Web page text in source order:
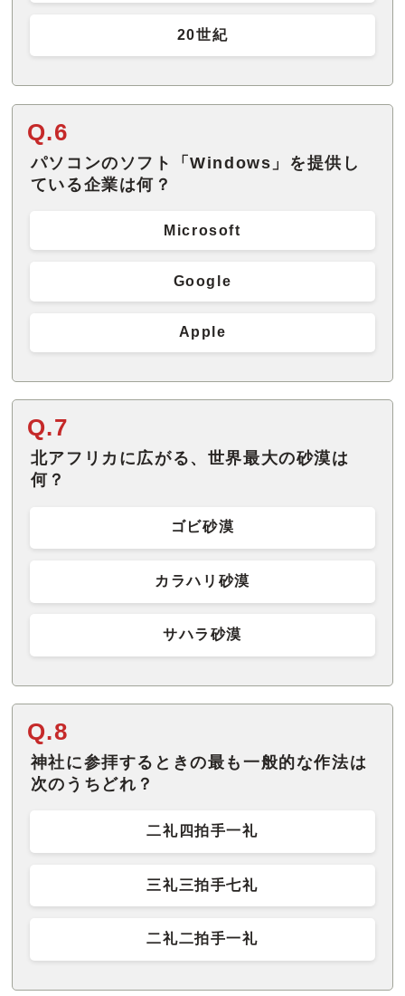
20世紀
Q.6
パソコンのソフト「Windows」を提供し
ている企業は何？
Microsoft
Google
Apple
Q.7
北アフリカに広がる、世界最大の砂漠は
何？
ゴビ砂漠
カラハリ砂漠
サハラ砂漠
Q.8
神社に参拝するときの最も一般的な作法は
次のうちどれ？
二礼四拍手一礼
三礼三拍手七礼
二礼二拍手一礼